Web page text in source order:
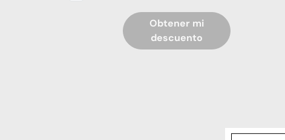
Obtener mi
descuento